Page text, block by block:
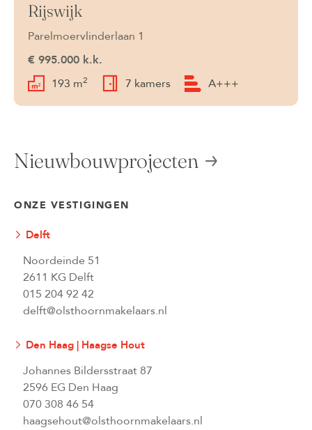
Beschikbaar
Rijswijk
Parelmoervlinderlaan 1
€ 995.000 k.k.
193 m2 7 kamers A+++
Nieuwbouwprojecten
ONZE VESTIGINGEN
Delft
Noordeinde 51
2611 KG Delft
015 204 92 42
delft@olsthoornmakelaars.nl
Den Haag | Haagse Hout
Johannes Bildersstraat 87
2596 EG Den Haag
070 308 46 54
haagsehout@olsthoornmakelaars.nl